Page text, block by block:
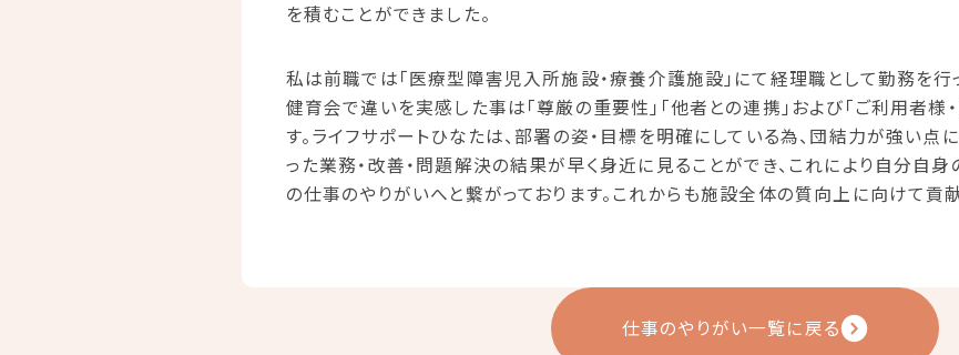
を積むことができました。
私は前職では「医療型障害児入所施設・療養介護施設」にて経理職として勤務を行
健育会で違いを実感した事は「尊厳の重要性」「他者との連携」および「ご利用者様
す。ライフサポートひなたは、部署の姿・目標を明確にしている為、団結力が強い点
った業務・改善・問題解決の結果が早く身近に見ることができ、これにより自分自
の仕事のやりがいへと繋がっております。これからも施設全体の質向上に向けて貢
仕事のやりがい一覧に戻る